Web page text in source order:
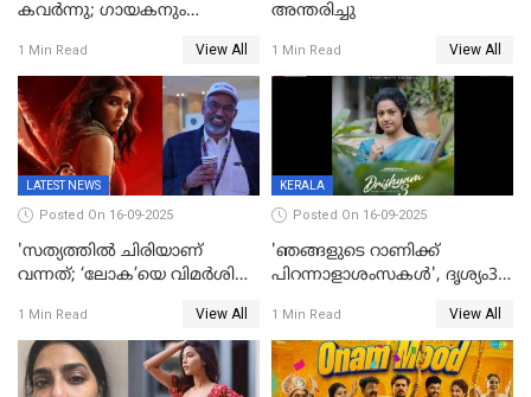
കവർന്നു; ഗായകനും
അന്തരിച്ചു
1 Min Read View All
അന്തരിച്ചു
1 Min Read View All
LATEST NEWS
Posted On 16-09-2025
'സത്യത്തിൽ ചിരിയാണ്
വന്നത്; ‘ലോക’യെ വിമർശിച്ച്
1 Min Read View All
KERALA
Posted On 16-09-2025
'ഞങ്ങളുടെ റാണിക്ക്
പിറന്നാളാശംസകൾ', ദൃശ്യം3-
പോസ്റ്റർ പുറത്തുവിട്ടു
1 Min Read View All